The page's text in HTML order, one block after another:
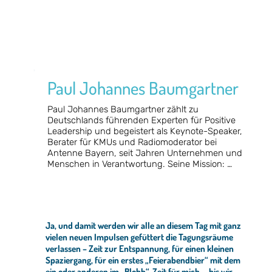
Ja, und damit werden wir alle an diesem Tag mit ganz
vielen neuen Impulsen gefüttert die Tagungsräume
verlassen – Zeit zur Entspannung, für einen kleinen
Spaziergang, für ein erstes „Feierabendbier“ mit dem
Paul Johannes Baumgartner
Und darum geht´s im Workshop: Weg mit den
Mitarbeiter-Benefits!
Kultur statt Benefitquatsch. Frisch gepresste Säfte
und Yoga allein werden nicht reichen, um die heiß
begehrten Fach- und Führungskräfte der heutigen
Führungskraft dazu bei, dass meine Mitarbeiter
positive Emotionen wie zum Beispiel Lob und
Anerkennung, Freude und Spaß bei der Arbeit
erleben können?
Was trage ich als BusinessCoach dazu bei, dass
Paul Johannes Baumgartner
Paul Johannes Baumgartner zählt zu
Deutschlands führenden Experten für Positive
Leadership und begeistert als Keynote-Speaker,
Berater für KMUs und Radiomoderator bei
Antenne Bayern, seit Jahren Unternehmen und
Menschen in Verantwortung. Seine Mission:
aller Munde war, hat er verstanden: Es geht
nicht um Sitzsäcke, Säfte und Feelgood-
Manager – es geht um Sinn, Stärken und echte
Beziehungen im Team. Wer Fach- und